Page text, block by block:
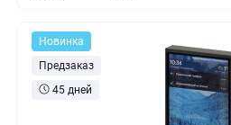
Новинка
Предзаказ
45 дней